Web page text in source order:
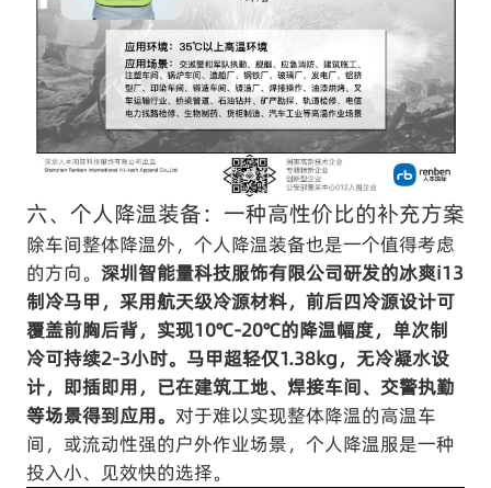
六、个人降温装备：一种高性价比的补充方案
除车间整体降温外，个人降温装备也是一个值得考虑
的方向。 深圳智能量科技服饰有限公司研发的冰爽i13
制冷马甲，采用航天级冷源材料，前后四冷源设计可
覆盖前胸后背，实现10℃-20℃的降温幅度，单次制
冷可持续2-3小时。马甲超轻仅1.38kg，无冷凝水设
计，即插即用，已在建筑工地、焊接车间、交警执勤
等场景得到应用。 对于难以实现整体降温的高温车
间，或流动性强的户外作业场景，个人降温服是一种
投入小、见效快的选择。